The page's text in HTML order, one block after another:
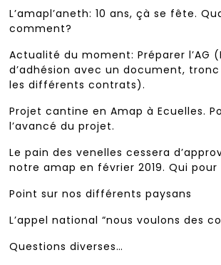
L’amapl’aneth: 10 ans, çà se fête.
comment?
Actualité du moment: Préparer l’AG
d’adhésion avec un document,
les différents contrats).
Projet cantine en Amap à Ecuelles.
l’avancé du projet.
Le pain des venelles cessera
notre amap en février 2019. Qui
Point sur nos différents paysans
L’appel national “nous voulons des
Questions diverses…